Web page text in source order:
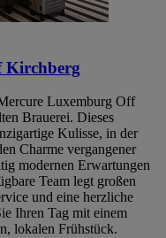
Kirchberg
Luxemburg Off
Brauerei. Dieses
Kulisse, in der
Charme vergangener
modernen Erwartungen
Team legt großen
und eine herzliche
Ihren Tag mit einem
lokalen Frühstück.